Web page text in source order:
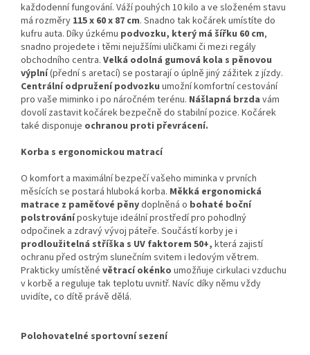
každodenní fungování. Váží pouhých 10 kilo a ve složeném stavu
má rozměry 115 x 60 x 87 cm. Snadno tak kočárek umístíte do
kufru auta. Díky úzkému podvozku, který má šířku 60 cm,
snadno projedete i těmi nejužšími uličkami či mezi regály
obchodního centra. Velká odolná gumová kola s pěnovou
výplní(přední s aretací) se postarají o úplně jiný zážitek z jízdy.
Centrální odpružení podvozku umožní komfortní cestování
pro vaše miminko i po náročném terénu. Nášlapná brzda vám
dovolí zastavit kočárek bezpečně do stabilní pozice. Kočárek
také disponuje ochranou proti převrácení.
Korba s ergonomickou matrací
O komfort a maximální bezpečí vašeho miminka v prvních
měsících se postará hluboká korba. Měkká ergonomická
matrace z paměťové pěnydoplněná o bohaté boční
polstrováníposkytuje ideální prostředí pro pohodlný
odpočinek a zdravý vývoj páteře. Součástí korby je i
prodloužitelná stříška s UV faktorem 50+, která zajistí
ochranu před ostrým slunečním svitem i ledovým větrem.
Prakticky umístěné větrací okénko umožňuje cirkulaci vzduchu
v korbě a reguluje tak teplotu uvnitř. Navíc díky němu vždy
uvidíte, co dítě právě dělá.
Polohovatelné sportovní sezení